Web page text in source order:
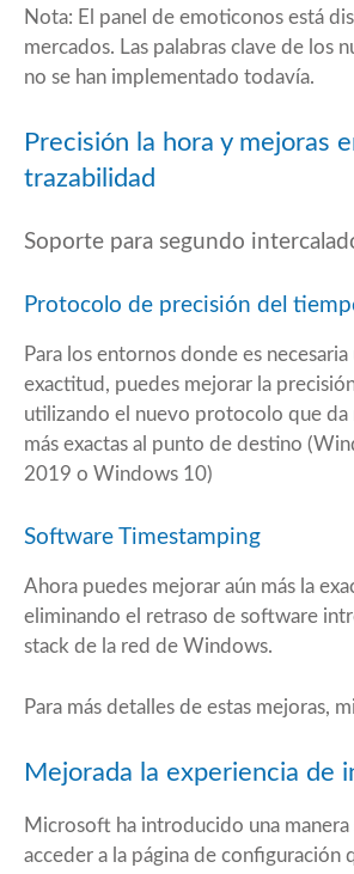
Nota: El panel de emoticonos está
mercados. Las palabras clave de los
no se han implementado todavía.
Precisión la hora y mejoras
trazabilidad
Soporte para segundo
Protocolo de precisión del
Para los entornos donde es
exactitud, puedes mejorar la
utilizando el nuevo protocolo que da
más exactas al punto de destino
2019 o Windows 10)
Software Timestamping
Ahora puedes mejorar aún más la
eliminando el retraso de software
stack de la red de Windows.
Para más detalles de estas mejoras,
Mejorada la experiencia de
Microsoft ha introducido una
acceder a la página de configuración